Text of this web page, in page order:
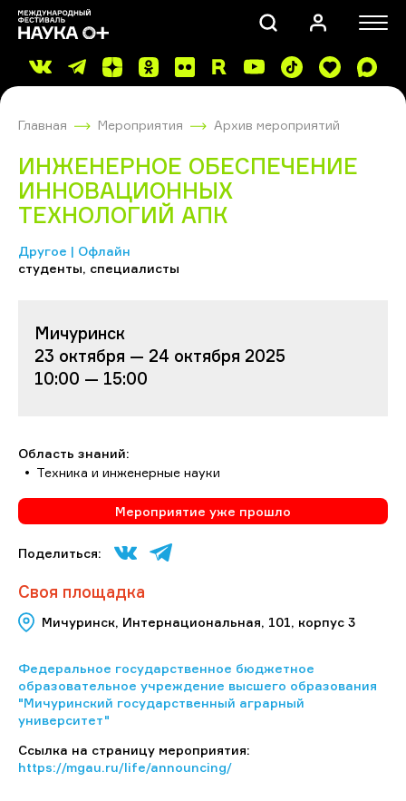
Главная Мероприятия Архив мероприятий
ИНЖЕНЕРНОЕ ОБЕСПЕЧЕНИЕ
ИННОВАЦИОННЫХ
ТЕХНОЛОГИЙ АПК
Другое | Офлайн
студенты, специалисты
Мичуринск
23 октября — 24 октября 2025
10:00 — 15:00
Область знаний:
Техника и инженерные науки
Мероприятие уже прошло
Поделиться:
Своя площадка
Мичуринск, Интернациональная, 101, корпус 3
Федеральное государственное бюджетное
образовательное учреждение высшего образования
"Мичуринский государственный аграрный
университет"
Ссылка на страницу мероприятия:
https://mgau.ru/life/announcing/